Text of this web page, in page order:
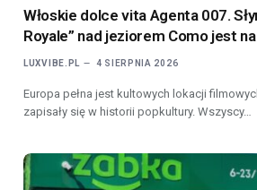
Włoskie dolce vita Agenta 007.
Royale” nad jeziorem Como jest
LUXVIBE.PL 4 SIERPNIA 2026
Europa pełna jest kultowych lokacji
zapisały się w historii popkultury. Wszyscy…